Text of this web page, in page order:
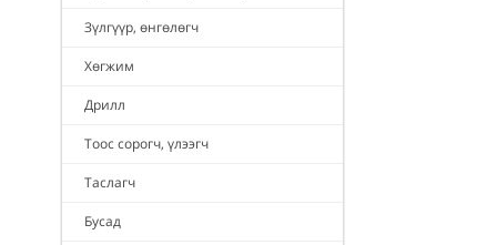
Зүлгүүр, өнгөлөгч
Хөгжим
Дрилл
Тоос сорогч, үлээгч
Таслагч
Бусад